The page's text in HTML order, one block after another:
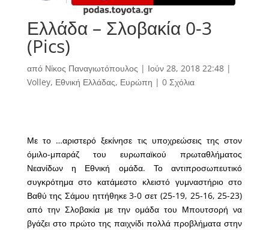
Ελλάδα – Σλοβακία 0-3
(Pics)
από Νίκος Παναγιωτόπουλος | Ιούν 28, 2018 22:48|
Volley, Εθνική Ελλάδας, Ευρώπη | 0 Σχόλια
Με το …αριστερό ξεκίνησε τις υποχρεώσεις της στον
όμιλο-μπαράζ του ευρωπαϊκού πρωταθλήματος
Νεανίδων η Εθνική ομάδα. Το αντιπροσωπευτικό
συγκρότημα στο κατάμεστο κλειστό γυμναστήριο στο
Βαθύ της Σάμου ηττήθηκε 3-0 σετ (25-19, 25-16, 25-23)
από την Σλοβακία με την ομάδα του Μπουτσορή να
βγάζει στο πρώτο της παιχνίδι πολλά προβλήματα στην